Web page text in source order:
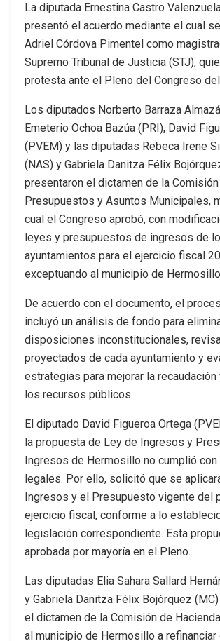
La diputada Ernestina Castro
presentó el acuerdo mediante el cual
Adriel Córdova Pimentel como
Supremo Tribunal de Justicia (STJ),
protesta ante el Pleno del Congreso
Los diputados Norberto Barraza
Emeterio Ochoa Bazúa (PRI), David
(PVEM) y las diputadas Rebeca Irene
(NAS) y Gabriela Danitza Félix
presentaron el dictamen de la
Presupuestos y Asuntos Municipales,
cual el Congreso aprobó, con
leyes y presupuestos de ingresos de
ayuntamientos para el ejercicio fiscal
exceptuando al municipio de
De acuerdo con el documento, el
incluyó un análisis de fondo para
disposiciones inconstitucionales,
proyectados de cada ayuntamiento y
estrategias para mejorar la
los recursos públicos.
El diputado David Figueroa Ortega
la propuesta de Ley de Ingresos y
Ingresos de Hermosillo no cumplió
legales. Por ello, solicitó que se
Ingresos y el Presupuesto vigente del
ejercicio fiscal, conforme a lo
legislación correspondiente. Esta
aprobada por mayoría en el Pleno.
Las diputadas Elia Sahara Sallard
y Gabriela Danitza Félix Bojórquez
el dictamen de la Comisión de
al municipio de Hermosillo a refinanciar